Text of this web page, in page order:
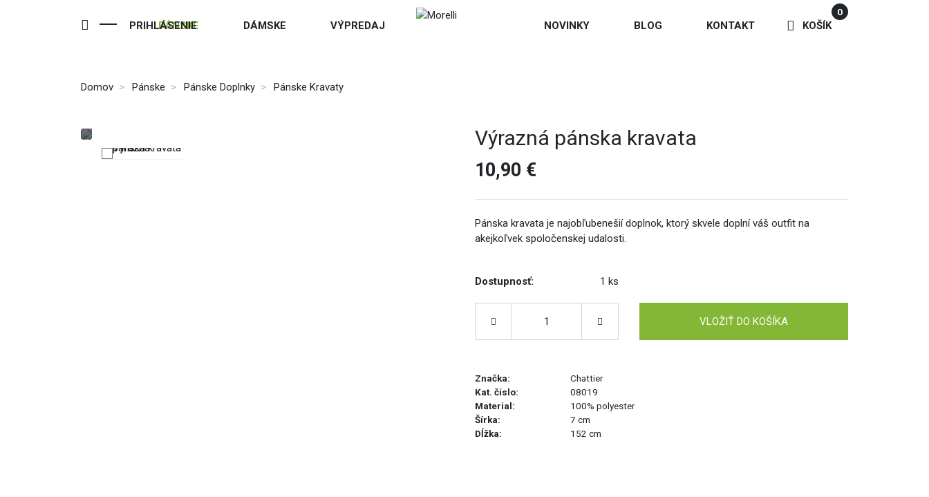
Domov Pánske Pánske Doplnky Pánske Kravaty
Výrazná pánska kravata
10,90 €
Pánska kravata je najobľubenešií doplnok, ktorý skvele doplní váš outfit na
akejkoľvek spoločenskej udalosti.
Dostupnosť: 1 ks
VLOŽIŤ DO KOŠÍKA
Značka:
Chattier
Kat. číslo:
08019
Material:
100% polyester
Šírka:
7 cm
Dĺžka:
152 cm
KOŠÍK
0
PRIHLÁSENIE
PÁNSKE DÁMSKE VÝPREDAJ NOVINKY BLOG KONTAKT